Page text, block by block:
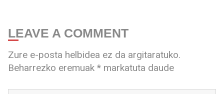
LEAVE A COMMENT
Zure e-posta helbidea ez da argitaratuko.
Beharrezko eremuak *markatuta daude